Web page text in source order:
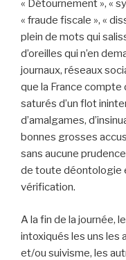
« Détournement », «
« fraude fiscale », «
plein de mots qui
d’oreilles qui n’en
journaux, réseaux
que la France compte
saturés d’un flot
d’amalgames,
bonnes grosses
sans aucune
de toute déontologie
vérification.
A la fin de la journée,
intoxiqués les uns les
et/ou suivisme, les